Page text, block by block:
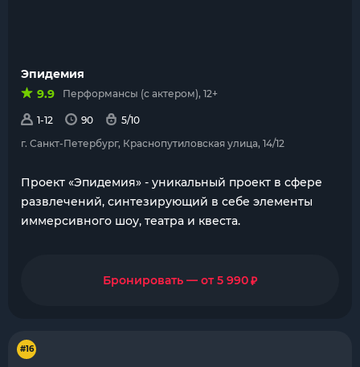
Эпидемия
9.9
Перформансы (с актером), 12+
1-12 90
5/10
г. Санкт-Петербург, Краснопутиловская улица, 14/12
Проект «Эпидемия» - уникальный проект в сфере
развлечений, синтезирующий в себе элементы
иммерсивного шоу, театра и квеста.
Бронировать — от 5 990₽
#16